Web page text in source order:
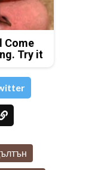
Come
Try it